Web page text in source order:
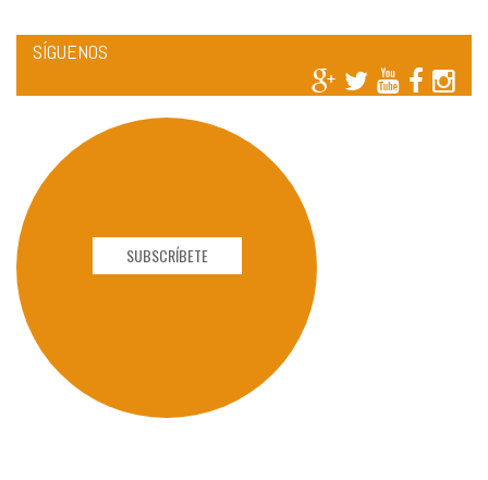
SÍGUENOS
SUBSCRÍBETE